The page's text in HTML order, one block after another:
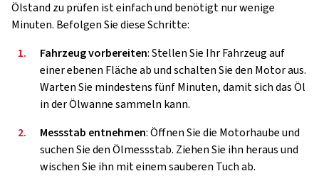
Ölstand zu prüfen ist einfach und benötigt nur wenige
Minuten. Befolgen Sie diese Schritte:
1.
Fahrzeug vorbereiten: Stellen Sie Ihr Fahrzeug auf
einer ebenen Fläche ab und schalten Sie den Motor aus.
Warten Sie mindestens fünf Minuten, damit sich das Öl
in der Ölwanne sammeln kann.
2.
Messstab entnehmen: Öffnen Sie die Motorhaube und
suchen Sie den Ölmessstab. Ziehen Sie ihn heraus und
wischen Sie ihn mit einem sauberen Tuch ab.